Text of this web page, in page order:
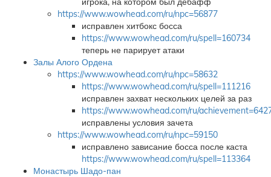
https://www.wowhead.com/ru/npc=56877
исправлен хитбокс босса
https://www.wowhead.com/ru/spell=160734
теперь не парирует атаки
Залы Алого Ордена
https://www.wowhead.com/ru/npc=58632
https://www.wowhead.com/ru/spell=111216
исправлен захват нескольких целей за раз
https://www.wowhead.com/ru/
исправлены условия зачета
https://www.wowhead.com/ru/npc=59150
исправлено зависание босса после каста
https://www.wowhead.com/ru/spell=113364
Монастырь Шадо-пан